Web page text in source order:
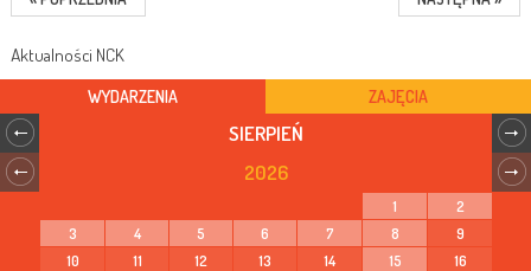
Aktualności NCK
WYDARZENIA ZAJĘCIA
SIERPIEŃ
2026
1
2
3
4 5 6 7 8
9
10
11 12 13 14 15
16